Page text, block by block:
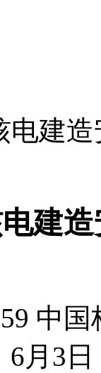
电建
建
中国
月3